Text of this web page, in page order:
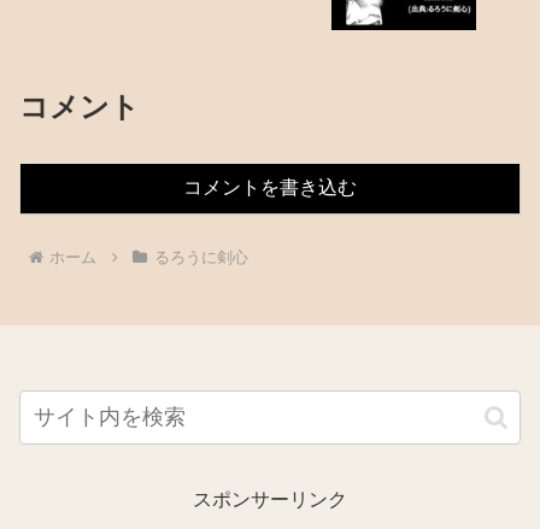
コメント
コメントを書き込む
ホーム るろうに剣心
スポンサーリンク